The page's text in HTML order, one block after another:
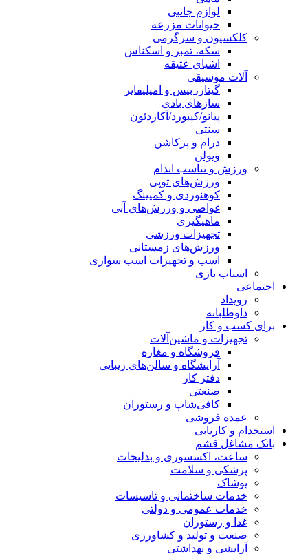
لوازم جانبی
حیوانات مزرعه
کلکسیون و سرگرمی
سکه، تمبر و اسکناس
اشیای عتیقه
آلات موسیقی
گیتار، بیس و امپلیفایر
سازهای بادی
پیانو/کیبورد/آکاردئون
سنتی
درام و پرکاشن
ویولن
ورزش و تناسب اندام
ورزش‌های توپی
کوهنوردی و کمپینگ
غواصی و ورزش‌های آبی
ماهیگیری
تجهیزات ورزشی
ورزش‌های زمستانی
اسب و تجهیزات اسب سواری
اسباب‌ بازی
اجتماعی
رویداد
داوطلبانه
برای کسب و کار
تجهیزات و ماشین‌آلات
فروشگاه و مغازه
آرایشگاه و سالن‌های زیبایی
دفتر کار
صنعتی
کافی‌شاپ و رستوران
عمده فروشی
استخدام و کاریابی
بانک مشاغل قشم
ساعت، اکسسوری و بدلیجات
پزشکی و سلامت
پوشاک
خدمات ساختمانی و تاسیسات
خدمات عمومی و دولتی
غذا و رستوران
صنعت و تولید و کشاورزی
آرایشی و بهداشتی